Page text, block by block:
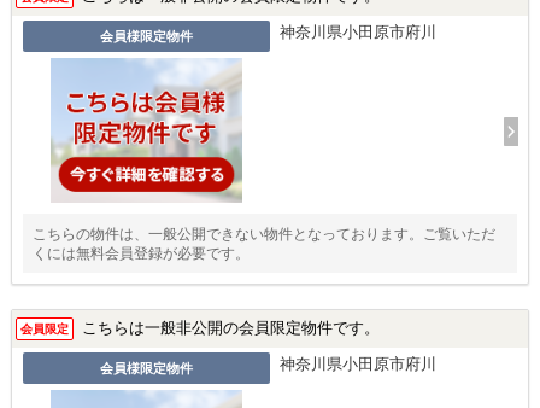
会員様限定物件 神奈川県小田原市府川
こちらの物件は、一般公開できない物件となっております。ご覧いただ
くには無料会員登録が必要です。
会員限定 こちらは一般非公開の会員限定物件です。
会員様限定物件 神奈川県小田原市府川